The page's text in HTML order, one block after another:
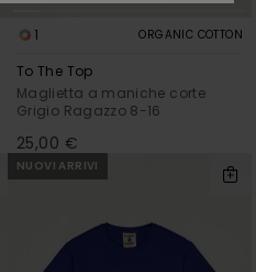
1 ORGANIC COTTON
To The Top
Maglietta a maniche corte
Grigio Ragazzo 8-16
25,00 €
NUOVI ARRIVI